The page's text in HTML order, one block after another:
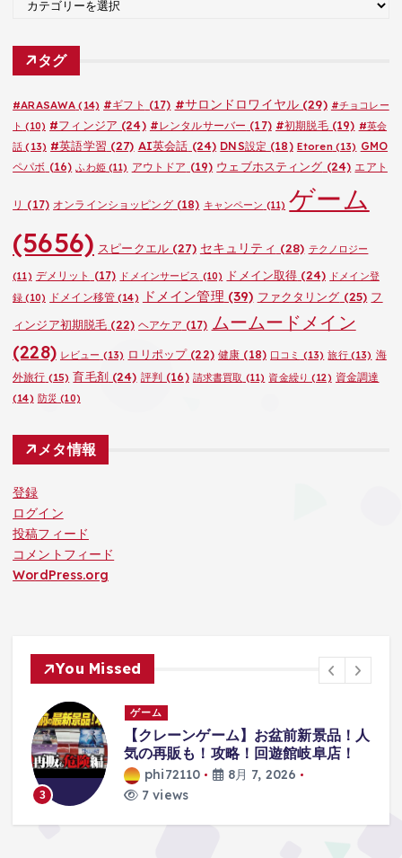
ゴ
タグ
#ARASAWA (14) #ギフト (17) #サロンドロワイヤル(29) #チョコレー
ト (10) #フィンジア (24) #レンタルサーバー (17) #初期脱毛(19) #英会
話 (13) #英語学習 (27) AI英会話 (24) DNS設定 (18) Etoren(13) GMO
ペパボ (16) ふわ姫(11) アウトドア (19) ウェブホスティング (24) エアト
リ (17) オンラインショッピング(18) キャンペーン (11) ゲーム
(5656) スピークエル(27) セキュリティ (28) テクノロジー
(11) デメリット (17) ドメインサービス (10) ドメイン取得 (24) ドメイン登
録 (10) ドメイン移管(14) ドメイン管理 (39) ファクタリング (25) フ
ィンジア初期脱毛 (22) ヘアケア (17) ムームードメイン
(228) レビュー (13) ロリポップ(22) 健康 (18) 口コミ (13) 旅行(13) 海
外旅行 (15) 育毛剤(24) 評判 (16) 請求書買取 (11) 資金繰り (12) 資金調達
(14) 防災 (10)
メタ情報
登録
ログイン
投稿フィード
コメントフィード
WordPress.org
You Missed
3
ゲーム
【クレーンゲーム】お盆前新景品！人
気の再販も！攻略！回遊館岐阜店！
phi72110
8月 7, 2026
7 views